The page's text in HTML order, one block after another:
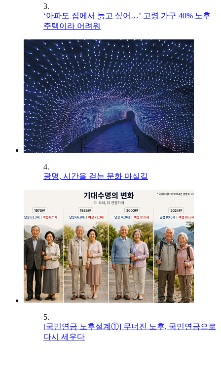
3.
‘아파도 집에서 늙고 싶어…’ 고령 가구 40% 노후
주택이라 어려워
4.
광명, 시간을 걷는 문화 마실길
5.
[국민연금 노후설계①] 무너진 노후, 국민연금으로
다시 세우다